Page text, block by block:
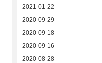
2021-01-22
-
2020-09-29
-
2020-09-18
-
2020-09-16
-
2020-08-28
-